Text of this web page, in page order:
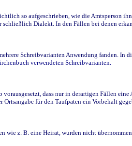
so aufgeschrieben, wie die Amtsperson
Dialekt. In den Fällen bei denen
Schreibvarianten Anwendung fanden. In
verwendeten Schreibvarianten.
dass nur in derartigen Fällen
für den Taufpaten ein Vorbehalt
wie z. B. eine Heirat, wurden nicht übernommen.